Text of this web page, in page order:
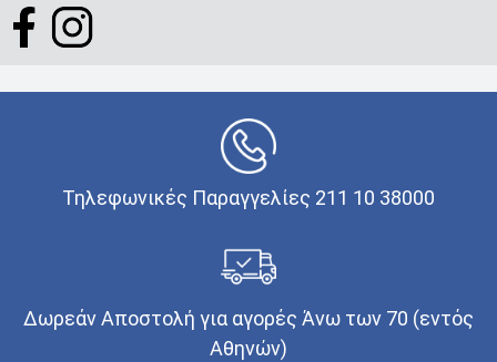
Τηλεφωνικές Παραγγελίες 211 10 38000
Δωρεάν Αποστολή για αγορές Άνω των 70 (εντός
Αθηνών)